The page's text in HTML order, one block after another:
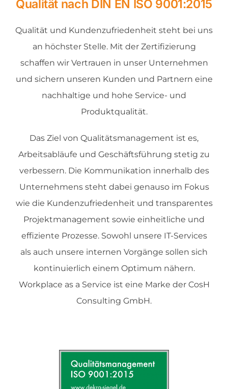
Qualität nach DIN EN ISO 9001:2015
Qualität und Kundenzufriedenheit steht bei uns
an höchster Stelle. Mit der Zertifizierung
schaffen wir Vertrauen in unser Unternehmen
und sichern unseren Kunden und Partnern eine
nachhaltige und hohe Service- und
Produktqualität.
Das Ziel von Qualitätsmanagement ist es,
Arbeitsabläufe und Geschäftsführung stetig zu
verbessern. Die Kommunikation innerhalb des
Unternehmens steht dabei genauso im Fokus
wie die Kundenzufriedenheit und transparentes
Projektmanagement sowie einheitliche und
effiziente Prozesse. Sowohl unsere IT-Services
als auch unsere internen Vorgänge sollen sich
kontinuierlich einem Optimum nähern.
Workplace as a Service ist eine Marke der CosH
Consulting GmbH.